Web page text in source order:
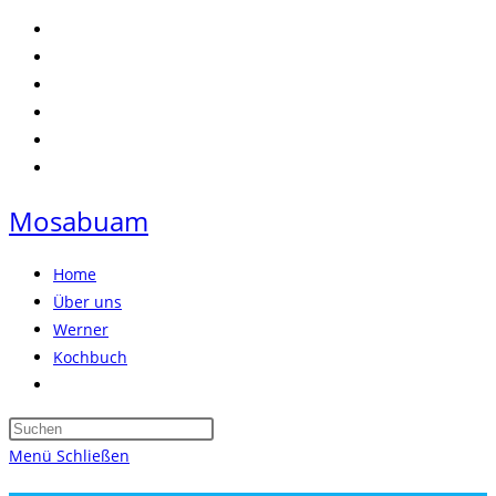
Zum
Inhalt
springen
Mosabuam
Home
Über uns
Werner
Kochbuch
umschalten
Press
Menü Schließen